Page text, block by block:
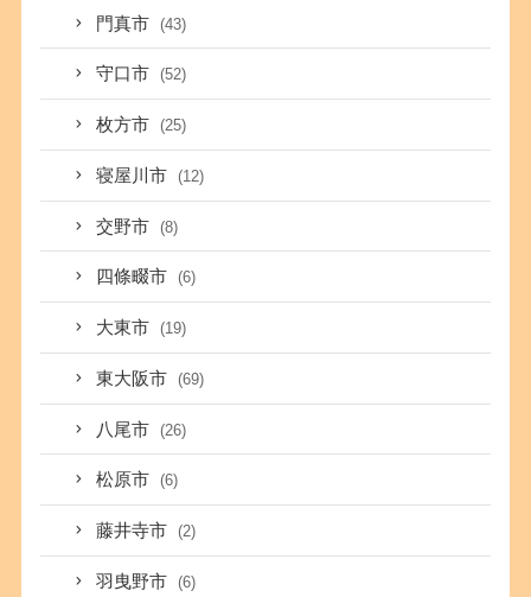
門真市 (43)
守口市 (52)
枚方市 (25)
寝屋川市 (12)
交野市 (8)
四條畷市 (6)
大東市 (19)
東大阪市 (69)
八尾市 (26)
松原市 (6)
藤井寺市 (2)
羽曳野市 (6)